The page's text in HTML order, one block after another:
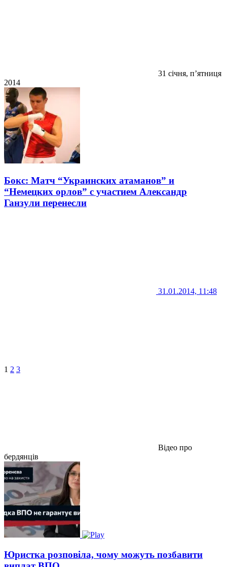
31 січня, п’ятниця
2014
Бокс: Матч “Украинских атаманов” и
“Немецких орлов” с участием Александр
Ганзули перенесли
31.01.2014, 11:48
1 2 3
Відео про
бердянців
Юристка розповіла, чому можуть позбавити